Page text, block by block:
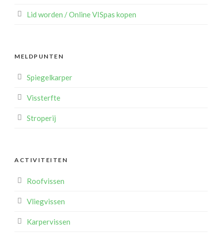
Lid worden / Online VISpas kopen
MELDPUNTEN
Spiegelkarper
Vissterfte
Stroperij
ACTIVITEITEN
Roofvissen
Vliegvissen
Karpervissen